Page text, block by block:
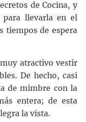
de Cocina, y
llevarla en el
tiempos de espera
atractivo vestir
De hecho, casi
de mimbre con la
entera; de esta
la vista.